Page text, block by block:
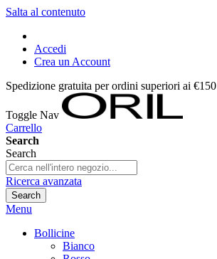
Salta al contenuto
Accedi
Crea un Account
Spedizione gratuita per ordini superiori ai €150
Toggle Nav
Carrello
Search
Search
Ricerca avanzata
Search
Menu
Bollicine
Bianco